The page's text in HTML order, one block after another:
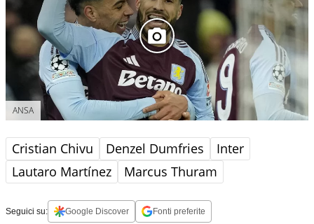
ANSA
Cristian Chivu Denzel Dumfries
Inter
Lautaro Martínez
Marcus Thuram
Seguici su: Google Discover Fonti preferite